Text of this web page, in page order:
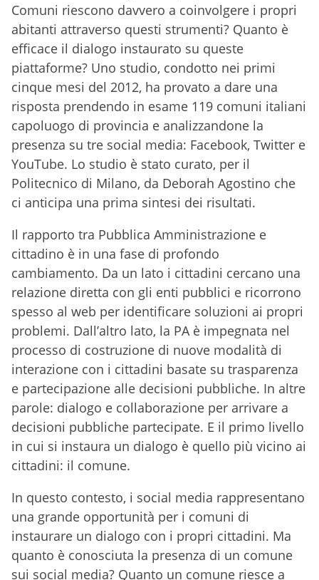
Comuni riescono davvero a coinvolgere i propri
abitanti attraverso questi strumenti? Quanto è
efficace il dialogo instaurato su queste
piattaforme? Uno studio, condotto nei primi
cinque mesi del 2012, ha provato a dare una
risposta prendendo in esame 119 comuni italiani
capoluogo di provincia e analizzandone la
presenza su tre social media: Facebook, Twitter e
YouTube. Lo studio è stato curato, per il
Politecnico di Milano, da Deborah Agostino che
ci anticipa una prima sintesi dei risultati.
Il rapporto tra Pubblica Amministrazione e
cittadino è in una fase di profondo
cambiamento. Da un lato i cittadini cercano una
relazione diretta con gli enti pubblici e ricorrono
spesso al web per identificare soluzioni ai propri
problemi. Dall’altro lato, la PA è impegnata nel
processo di costruzione di nuove modalità di
interazione con i cittadini basate su trasparenza
e partecipazione alle decisioni pubbliche. In altre
parole: dialogo e collaborazione per arrivare a
decisioni pubbliche partecipate. E il primo livello
in cui si instaura un dialogo è quello più vicino ai
cittadini: il comune.
In questo contesto, i social media rappresentano
una grande opportunità per i comuni di
instaurare un dialogo con i propri cittadini. Ma
quanto è conosciuta la presenza di un comune
sui social media? Quanto un comune riesce a